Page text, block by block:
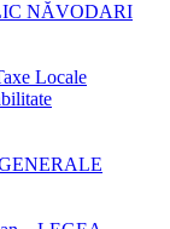
NĂVODARI
Locale